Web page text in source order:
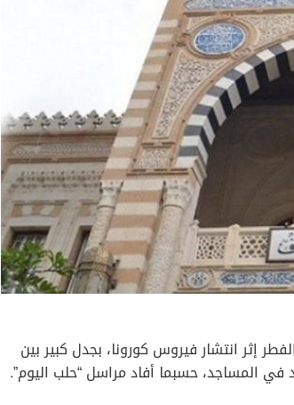
إثر انتشار فيروس كورونا، بجدل كبير بين
في المساجد، حسبما أفاد مراسل “حلب اليوم”.